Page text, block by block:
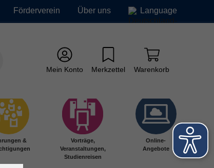
Förderverein Über uns Language
Mein Konto Merkzettel Warenkorb
&
Vorträge,
Veranstaltungen,
Studienreisen
Online-
Angebote